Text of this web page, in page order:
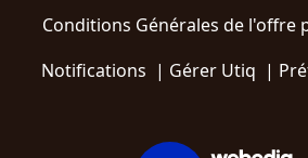
Conditions Générales de l'offre
Notifications | Gérer Utiq |